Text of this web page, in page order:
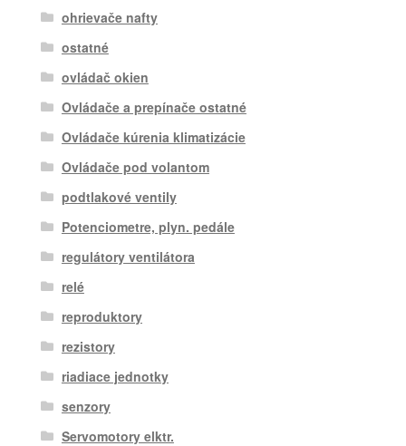
ohrievače nafty
ostatné
ovládač okien
Ovládače a prepínače ostatné
Ovládače kúrenia klimatizácie
Ovládače pod volantom
podtlakové ventily
Potenciometre, plyn. pedále
regulátory ventilátora
relé
reproduktory
rezistory
riadiace jednotky
senzory
Servomotory elktr.